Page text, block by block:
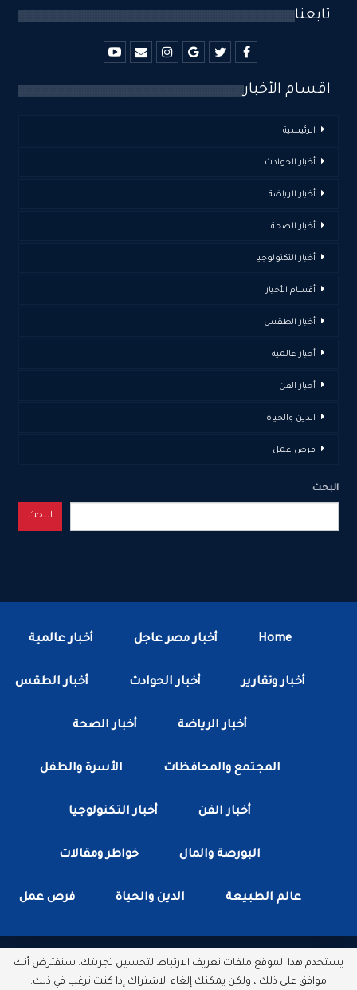
تابعنا
اقسام الأخبار
الرئيسية
أخبار الحوادث
أخبار الرياضة
أخبار الصحة
أخبار التكنولوجيا
أقسام الأخبار
أخبار الطقس
أخبار عالمية
أخبار الفن
الدين والحياة
فرص عمل
البحث
البحث
Home أخبار مصر عاجل أخبار عالمية
أخبار وتقارير أخبار الحوادث أخبار الطقس
أخبار الرياضة أخبار الصحة
المجتمع والمحافظات الأسرة والطفل
أخبار الفن أخبار التكنولوجيا
البورصة والمال خواطر ومقالات
عالم الطبيعة الدين والحياة فرص عمل
جميع الحقوق محفوظة لدى شبكة أخبار مصر الأن.
مطور بواسطة :سكتور وب
يستخدم هذا الموقع ملفات تعريف الارتباط لتحسين تجربتك. سنفترض أنك
موافق على ذلك ، ولكن يمكنك إلغاء الاشتراك إذا كنت ترغب في ذلك.